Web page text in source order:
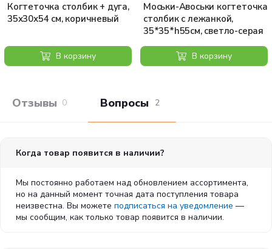
Когтеточка столбик + дуга,
35х30х54 см, коричневый
В корзину
Моськи-Авоськи когтеточка
столбик с лежанкой,
35*35*h55см, светло-серая
В корзину
Отзывы покупателей
0 Вопросы и
2
Когда товар появится в наличии?
Мы постоянно работаем над обновлением ассортимента,
но на данный момент точная дата поступления товара
неизвестна. Вы можете подписаться на уведомление —
мы сообщим, как только товар появится в наличии.